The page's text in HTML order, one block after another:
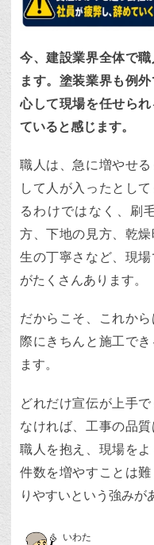
今、建設業界全体で
ます。塗装業界も例
心して現場を任せら
ていると感じます。
職人は、急に増やせ
して人が入ったとし
るわけではなく、刷
方、下地の見方、乾
生の丁寧さなど、現
がたくさんあります。
だからこそ、これか
際にきちんと施工で
ます。
どれだけ宣伝が上手
なければ、工事の品
職人を抱え、現場を
件数を増やすことは
りやすいという強みが
いわた